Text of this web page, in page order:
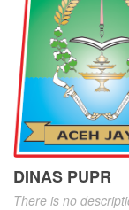
DINAS PUPR
There is no